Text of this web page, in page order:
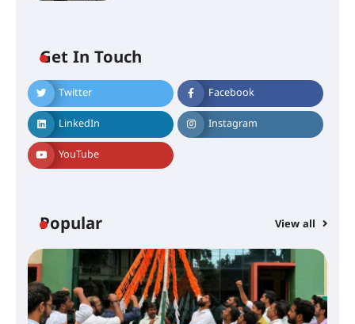
Get In Touch
Twitter Facebook
LinkedIn Instagram
YouTube
Popular View all
എ.കെ.സി.സി.യുടെ സൗജന്യ
ആയുർവേദ മെഡിക്കൽ ക്യാമ്പ്
തിരനോട്ടം ‘അരങ്ങ് 2026’ ഉണർന്നു